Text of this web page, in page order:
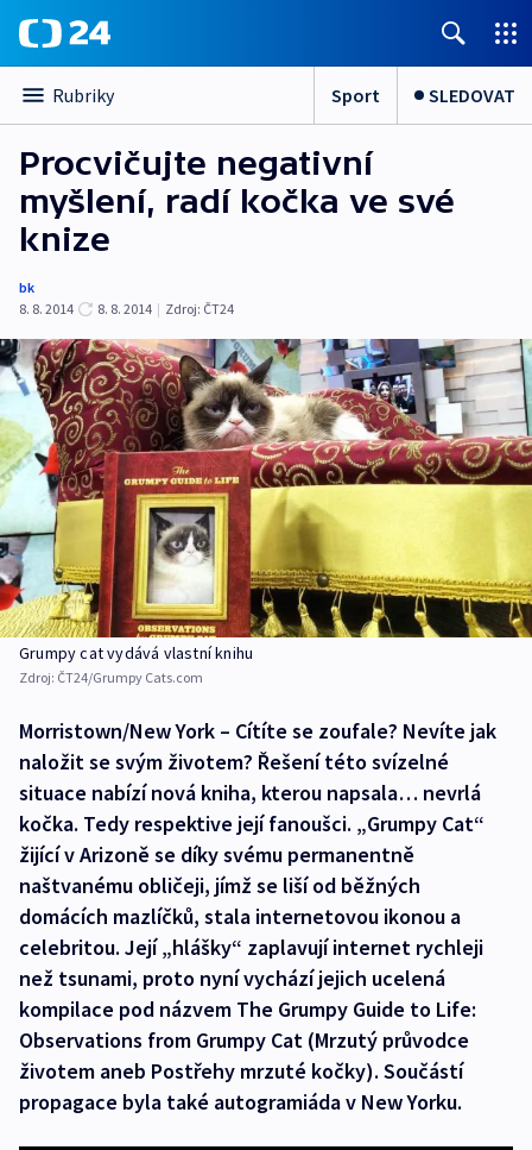
Rubriky Sport SLEDOVAT
Procvičujte negativní
myšlení, radí kočka ve své
knize
bk
8. 8. 2014
8. 8. 2014 | Zdroj: ČT24
Grumpy cat vydává vlastní knihu
Zdroj: ČT24/Grumpy Cats.com
Morristown/New York – Cítíte se zoufale? Nevíte jak
naložit se svým životem? Řešení této svízelné
situace nabízí nová kniha, kterou napsala… nevrlá
kočka. Tedy respektive její fanoušci. „Grumpy Cat“
žijící v Arizoně se díky svému permanentně
naštvanému obličeji, jímž se liší od běžných
domácích mazlíčků, stala internetovou ikonou a
celebritou. Její „hlášky“ zaplavují internet rychleji
než tsunami, proto nyní vychází jejich ucelená
kompilace pod názvem The Grumpy Guide to Life:
Observations from Grumpy Cat (Mrzutý průvodce
životem aneb Postřehy mrzuté kočky). Součástí
propagace byla také autogramiáda v New Yorku.